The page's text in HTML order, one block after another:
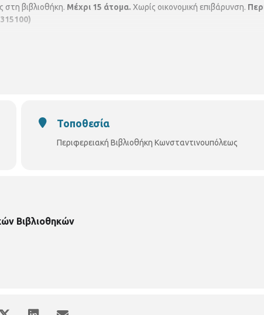
στη βιβλιοθήκη. Μέχρι 15 άτομα. Χωρίς οικονομική επιβάρυνση.
Τοποθεσία
Περιφερειακή Βιβλιοθήκη Κωνσταντινουπόλεως
Βιβλιοθηκών